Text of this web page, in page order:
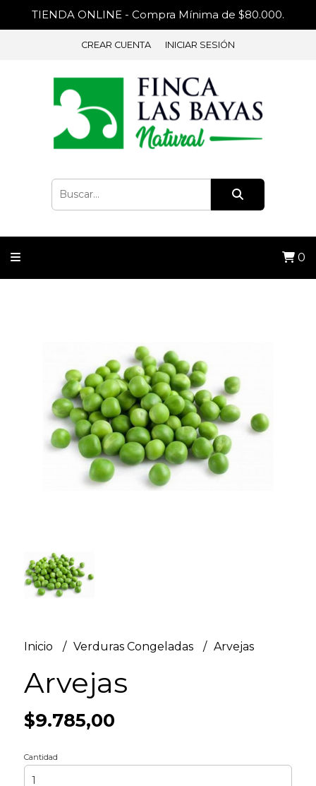
TIENDA ONLINE - Compra Mínima de $80.000.
CREAR CUENTA INICIAR SESIÓN
0
Inicio Verduras Congeladas Arvejas
Arvejas
$9.785,00
Cantidad